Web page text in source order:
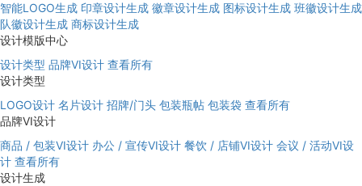
智能LOGO生成 印章设计生成 徽章设计生成 图标设计生成 班徽设计生成
队徽设计生成 商标设计生成
设计模版中心
设计类型 品牌VI设计 查看所有
设计类型
LOGO设计 名片设计 招牌/门头 包装瓶帖 包装袋 查看所有
品牌VI设计
商品 / 包装VI设计 办公 / 宣传VI设计 餐饮 / 店铺VI设计 会议 / 活动VI设
计 查看所有
设计生成